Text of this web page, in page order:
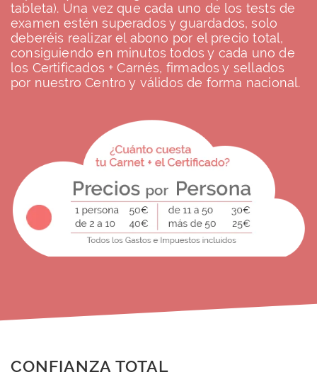
tableta). Una vez que cada uno de los tests de
examen estén superados y guardados, solo
deberéis realizar el abono por el precio total,
consiguiendo en minutos todos y cada uno de
los Certificados + Carnés, firmados y sellados
por nuestro Centro y válidos de forma nacional.
CONFIANZA TOTAL